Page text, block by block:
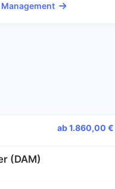
ab 1.860,00 €
(DAM)